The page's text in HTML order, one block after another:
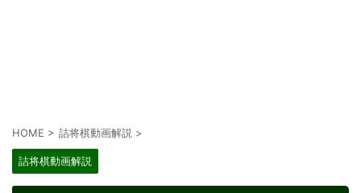
HOME > 詰将棋動画解説 >
詰将棋動画解説